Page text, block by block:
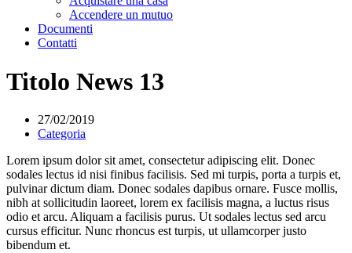
Accendere un mutuo
Documenti
Contatti
Titolo News 13
27/02/2019
Categoria
Lorem ipsum dolor sit amet, consectetur adipiscing elit. Donec
sodales lectus id nisi finibus facilisis. Sed mi turpis, porta a turpis et,
pulvinar dictum diam. Donec sodales dapibus ornare. Fusce mollis,
nibh at sollicitudin laoreet, lorem ex facilisis magna, a luctus risus
odio et arcu. Aliquam a facilisis purus. Ut sodales lectus sed arcu
cursus efficitur. Nunc rhoncus est turpis, ut ullamcorper justo
bibendum et.